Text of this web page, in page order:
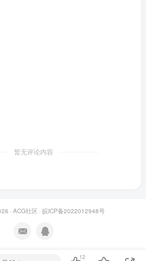
暂无评论内容
· ACG社区 · 皖ICP备2022012948号
12